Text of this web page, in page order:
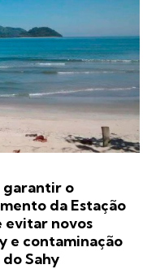
garantir o
da Estação
evitar novos
e contaminação
Sahy